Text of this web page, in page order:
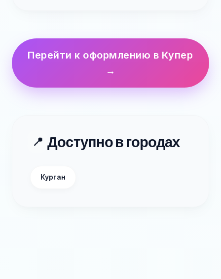
Перейти к оформлению в Купер
→
📍 Доступно в городах
Курган